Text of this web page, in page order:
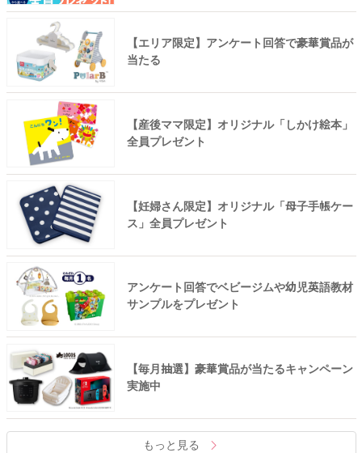
【エリア限定】アンケート回答で豪華賞品が
当たる
【産後ママ限定】オリジナル「しかけ絵本」
全員プレゼント
【妊婦さん限定】オリジナル「母子手帳ケー
ス」全員プレゼント
アンケート回答でベビージムや幼児英語教材
サンプルをプレゼント
【毎月抽選】豪華賞品が当たるキャンペーン
実施中
もっと見る